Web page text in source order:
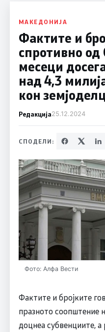
МАКЕДОНИЈА
Фактите и
спротивно од
месеци
над 4,3
кон
Редакција25.12.2024
СПОДЕЛИ:
Фото: Алфа Вести
Фактите и бројките
празното
доцнеа субвенциите,